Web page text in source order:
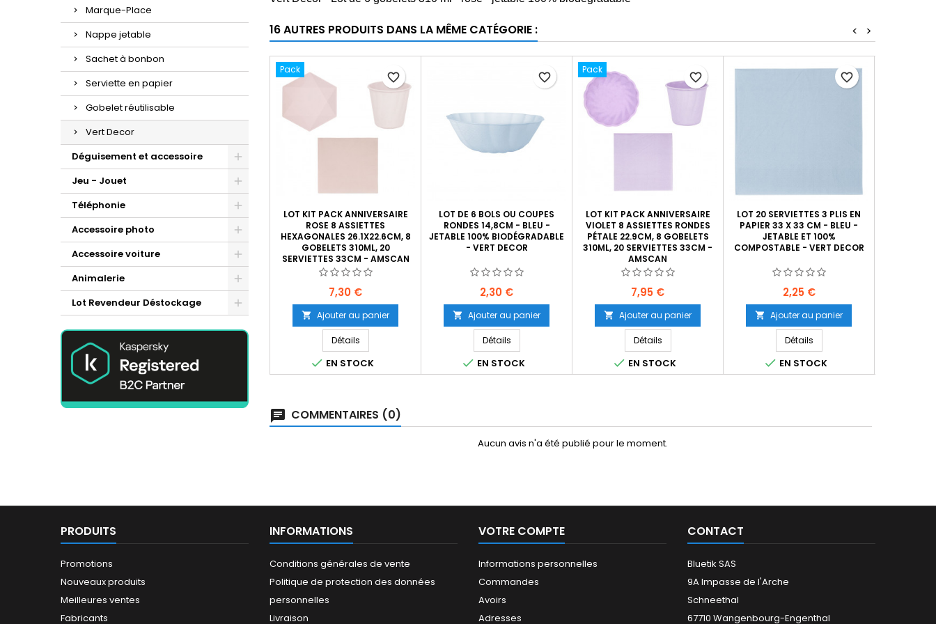
Marque-Place
Nappe jetable
Sachet à bonbon
Serviette en papier
Gobelet réutilisable
Vert Decor
Déguisement et accessoire
Jeu - Jouet
Téléphonie
Accessoire photo
Accessoire voiture
Animalerie
Lot Revendeur Déstockage
16 AUTRES PRODUITS DANS LA MÊME CATÉGORIE : >
<
Pack
LOT KIT PACK ANNIVERSAIRE
ROSE 8 ASSIETTES
HEXAGONALES 26.1X22.6CM, 8
GOBELETS 310ML, 20
SERVIETTES 33CM - AMSCAN
Prix
7,30 €
 Ajouter au panier
Détails
 EN STOCK
favorite_border
LOT DE 6 BOLS OU COUPES
RONDES 14,8CM - BLEU -
JETABLE 100% BIODÉGRADABLE
- VERT DECOR
Prix
2,30 €
 Ajouter au panier
Détails
 EN STOCK
favorite_border
Pack
LOT KIT PACK ANNIVERSAIRE
VIOLET 8 ASSIETTES RONDES
PÉTALE 22.9CM, 8 GOBELETS
310ML, 20 SERVIETTES 33CM -
AMSCAN
Prix
7,95 €
 Ajouter au panier
Détails
 EN STOCK
favorite_border
LOT 20 SERVIETTES 3 PLIS EN
PAPIER 33 X 33 CM - BLEU -
JETABLE ET 100%
COMPOSTABLE - VERT DECOR
Prix
2,25 €
 Ajouter au panier
Détails
 EN STOCK
favorite_border
COMMENTAIRES (0)
Aucun avis n'a été publié pour le moment.
PRODUITS
Promotions
Nouveaux produits
Meilleures ventes
Fabricants
INFORMATIONS
Conditions générales de vente
Politique de protection des données
personnelles
Livraison
VOTRE COMPTE
Informations personnelles
Commandes
Avoirs
Adresses
CONTACT
Bluetik SAS
9A Impasse de l'Arche
Schneethal
67710 Wangenbourg-Engenthal